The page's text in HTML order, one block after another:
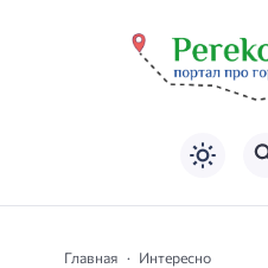
Главная Интересно